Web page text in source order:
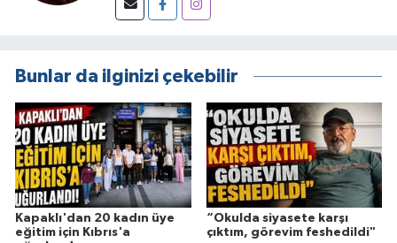
Bunlar da ilginizi çekebilir
Kapaklı'dan 20 kadın üye
eğitim için Kıbrıs'a
“Okulda siyasete karşı
çıktım, görevim feshedildi"